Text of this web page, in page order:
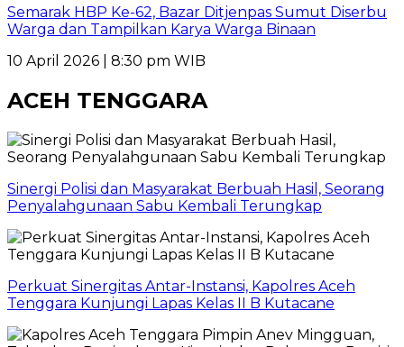
Semarak HBP Ke-62, Bazar Ditjenpas Sumut Diserbu
Warga dan Tampilkan Karya Warga Binaan
10 April 2026 | 8:30 pm WIB
ACEH TENGGARA
Sinergi Polisi dan Masyarakat Berbuah Hasil, Seorang
Penyalahgunaan Sabu Kembali Terungkap
Perkuat Sinergitas Antar-Instansi, Kapolres Aceh
Tenggara Kunjungi Lapas Kelas II B Kutacane